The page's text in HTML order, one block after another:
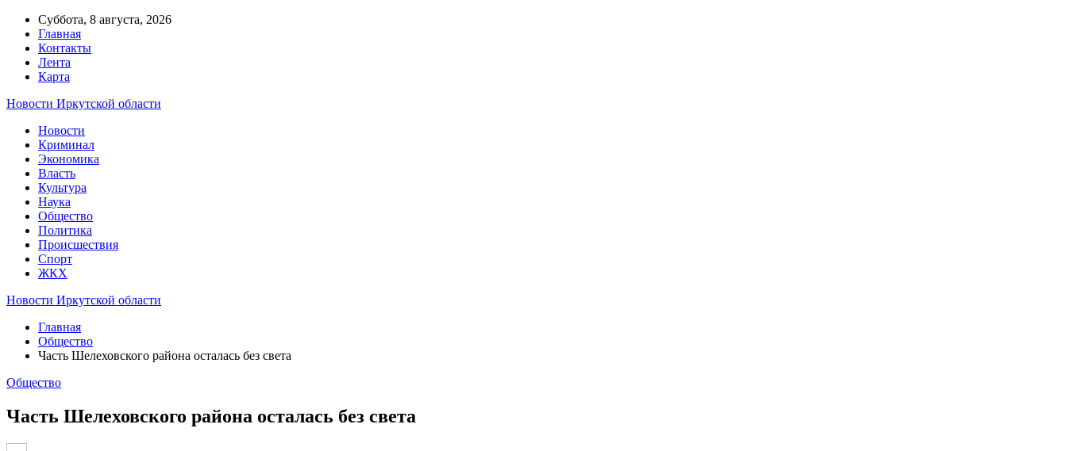
Суббота, 8 августа, 2026
Главная
Контакты
Лента
Карта
Новости Иркутской области
Новости
Криминал
Экономика
Власть
Культура
Наука
Общество
Политика
Происшествия
Спорт
ЖКХ
Новости Иркутской области
Главная
Общество
Часть Шелеховского района осталась без света
Общество
Часть Шелеховского района осталась без света